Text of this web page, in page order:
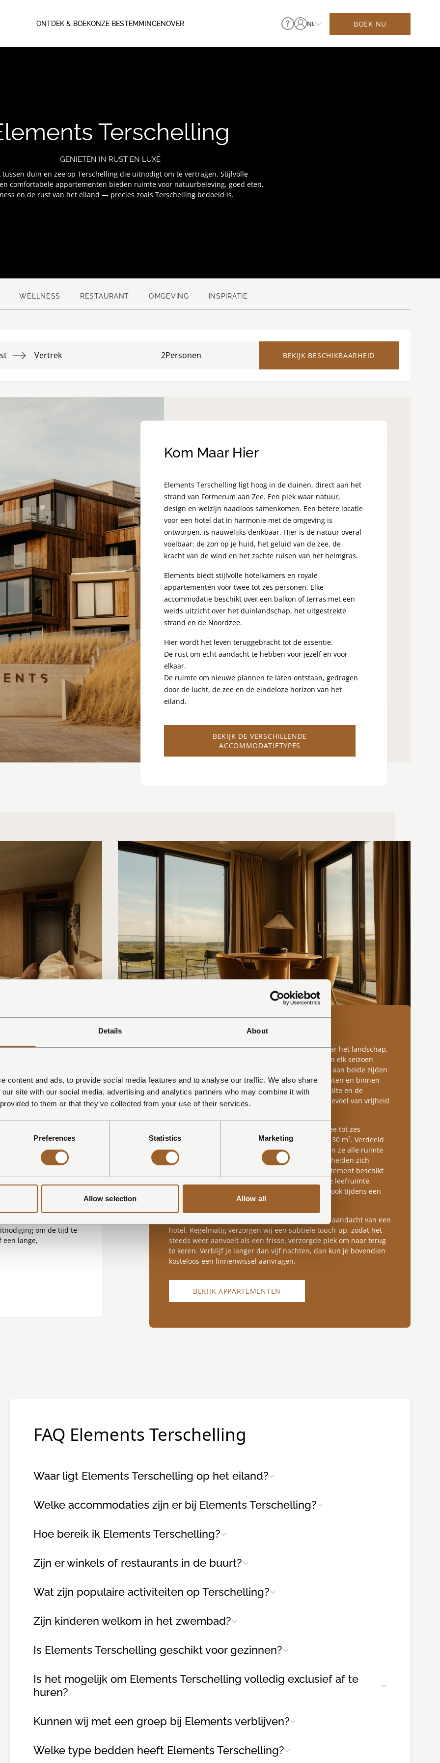
Details About
content and ads, to provide social media features and to analyse our traffic. We also share
site with our social media, advertising and analytics partners who may combine it with
to them or that they’ve collected from your use of their services.
Preferences Statistics Marketing
Allow selection Allow all
ONTDEK & BOEKONZE BESTEMMINGENOVER NL BOEK NU
Terschelling
GENIETEN IN RUST EN LUXE
tussen duin en zee op Terschelling die uitnodigt om te vertragen. Stijlvolle
comfortabele appartementen bieden ruimte voor natuurbeleving, goed eten,
en de rust van het eiland — precies zoals Terschelling bedoeld is.
WELLNESS RESTAURANT OMGEVING INSPIRATIE
Vertrek 2Personen BEKIJK BESCHIKBAARHEID
Kom Maar Hier
Elements Terschelling ligt hoog in de duinen, direct aan het
strand van Formerum aan Zee. Een plek waar natuur,
design en welzijn naadloos samenkomen. Een betere locatie
voor een hotel dat in harmonie met de omgeving is
ontworpen, is nauwelijks denkbaar. Hier is de natuur overal
voelbaar: de zon op je huid, het geluid van de zee, de
kracht van de wind en het zachte ruisen van het helmgras.
Elements biedt stijlvolle hotelkamers en royale
appartementen voor twee tot zes personen. Elke
accommodatie beschikt over een balkon of terras met een
weids uitzicht over het duinlandschap, het uitgestrekte
strand en de Noordzee.
Hier wordt het leven teruggebracht tot de essentie.
De rust om echt aandacht te hebben voor jezelf en voor
elkaar.
De ruimte om nieuwe plannen te laten ontstaan, gedragen
door de lucht, de zee en de eindeloze horizon van het
eiland.
BEKIJK DE VERSCHILLENDE
ACCOMMODATIETYPES
het landschap en
beleven. Vanuit je
van Terschelling —
dat voortdurend
ontspanning
of twee personen en
zee. Gelegen op de
de derde en vierde
uitstraling. Gasten
in restaurant Dún.
om een huisdier
van het verblijf.
en service die ze van
verzorgd en liggen
en royale
om de tijd te
een lange,
Appartementen
De appartementen van Elements openen zich naar het landschap,
met weidse uitzichten over bos, duin en zee die in elk seizoen
blijven verrassen. Grote raampartijen en balkons aan beide zijden
laten het licht vrij binnenstromen en brengen buiten en binnen
moeiteloos samen. Hier ervaar je de ruimte, de stilte en de
natuurlijke dynamiek van het eiland — met een gevoel van vrijheid
De stijlvolle appartementen zijn geschikt voor twee tot zes
personen en variëren in grootte van circa 70 tot 130 m². Verdeeld
over verschillende etages binnen Elements bieden ze alle ruimte
en comfort voor een langer verblijf — en onderscheiden zich
daarmee duidelijk van de hotelkamers. Elk appartement beschikt
over een volledig uitgeruste keuken en een royale leefruimte,
aangevuld met het comfort dat je nodig hebt om ook tijdens een
langere tijd moeiteloos te genieten.
Een appartement bij Elements, maar dan met de aandacht van een
hotel. Regelmatig verzorgen wij een subtiele touch-up, zodat het
steeds weer aanvoelt als een frisse, verzorgde plek om naar terug
te keren. Verblijf je langer dan vijf nachten, dan kun je bovendien
kosteloos een linnenwissel aanvragen.
BEKIJK APPARTEMENTEN
FAQ Elements Terschelling
Waar ligt Elements Terschelling op het eiland?
Welke accommodaties zijn er bij Elements Terschelling?
Hoe bereik ik Elements Terschelling?
Zijn er winkels of restaurants in de buurt?
Wat zijn populaire activiteiten op Terschelling?
Zijn kinderen welkom in het zwembad?
Is Elements Terschelling geschikt voor gezinnen?
Is het mogelijk om Elements Terschelling volledig exclusief af te
huren?
Kunnen wij met een groep bij Elements verblijven?
Welke type bedden heeft Elements Terschelling?